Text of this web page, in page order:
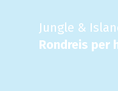
Jungle &
Rondreis per